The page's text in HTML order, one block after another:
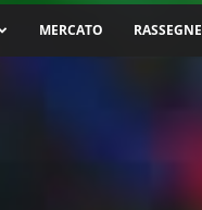
MERCATO RASSEGNE